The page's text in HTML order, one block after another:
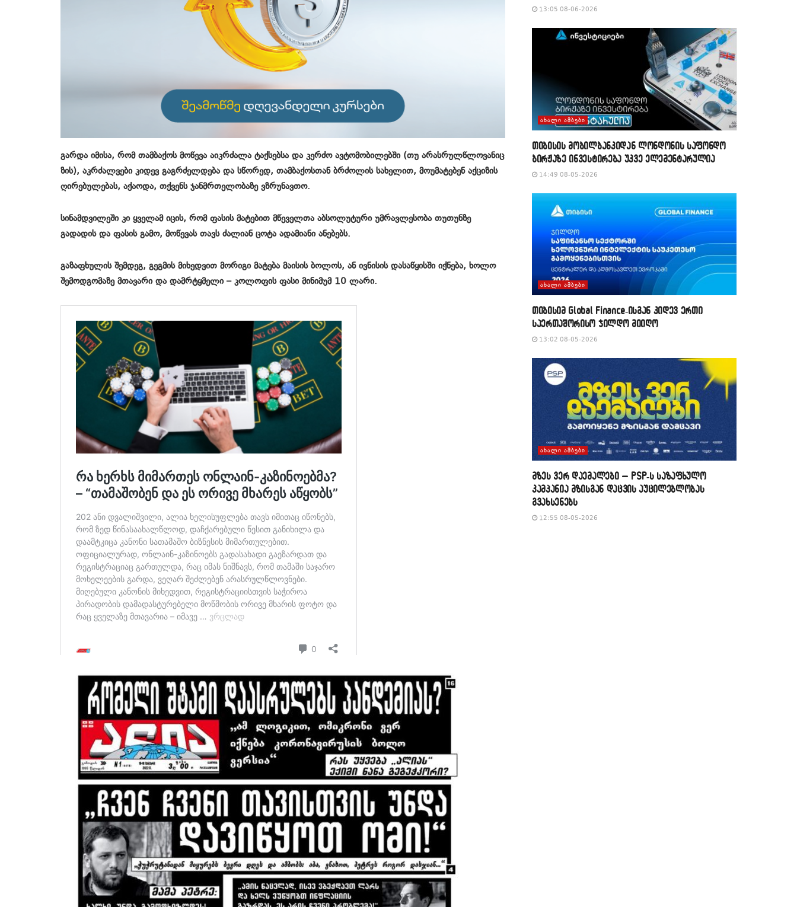
გარდა იმისა, რომ თამბაქოს მოწევა აიკრძალა ტაქსებსა და კერძო ავტომობილებში (თუ არასრულწლოვანიც
ზის), აკრძალვები კიდევ გაგრძელდება და სწორედ, თამბაქოსთან ბრძოლის სახელით, მოუმატებენ აქციზის
ღირებულებას, აქაოდა, თქვენს ჯანმრთელობაზე ვზრუნავთო.
სინამდვილეში კი ყველამ იცის, რომ ფასის მატებით მწეველთა აბსოლუტური უმრავლესობა თუთუნზე
გადადის და ფასის გამო, მოწევას თავს ძალიან ცოტა ადამიანი ანებებს.
გაზაფხულის შემდეგ, გეგმის მიხედვით მორიგი მატება მაისის ბოლოს, ან ივნისის დასაწყისში იქნება, ხოლო
შემოდგომაზე მთავარი და დამრტყმელი – კოლოფის ფასი მინიმუმ 10 ლარი.
13:05 08-06-2026
ᲐᲮᲐᲚᲘ ᲐᲛᲑᲔᲑᲘ
თიბისის მობილბანკიდან ლონდონის საფონდო
ბირჟაზე ინვესტირება უკვე ელემენტარულია
14:49 08-05-2026
ᲐᲮᲐᲚᲘ ᲐᲛᲑᲔᲑᲘ
თიბისიმ Global Finance-ისგან კიდევ ერთი
საერთაშორისო ჯილდო მიიღო
13:02 08-05-2026
ᲐᲮᲐᲚᲘ ᲐᲛᲑᲔᲑᲘ
მზეს ვერ დაემალები – PSP-ს საზაფხულო
კამპანია მზისგან დაცვის აუცილებლობას
გვახსენებს
12:55 08-05-2026